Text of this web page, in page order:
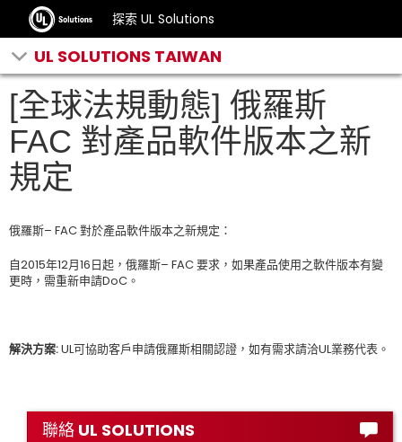
探索 UL Solutions
UL SOLUTIONS TAIWAN
[全球法規動態] 俄羅斯
FAC 對產品軟件版本之新
規定
俄羅斯– FAC 對於產品軟件版本之新規定：
自2015年12月16日起，俄羅斯– FAC 要求，如果產品使用之軟件版本有變
更時，需重新申請DoC。
解決方案:UL可協助客戶申請俄羅斯相關認證，如有需求請洽UL業務代表。
聯絡 UL SOLUTIONS